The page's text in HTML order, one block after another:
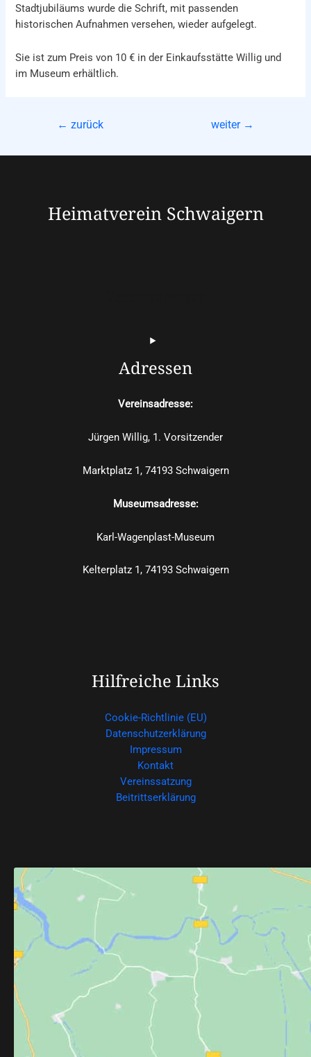
Stadtjubiläums wurde die Schrift, mit passenden
historischen Aufnahmen versehen, wieder aufgelegt.
Sie ist zum Preis von 10 € in der Einkaufsstätte Willig und
im Museum erhältlich.
Beitragsnavigation
← zurück weiter →
Heimatverein Schwaigern
Adressen
Vereinsadresse:
Jürgen Willig, 1. Vorsitzender
Marktplatz 1, 74193 Schwaigern
Museumsadresse:
Karl-Wagenplast-Museum
Kelterplatz 1, 74193 Schwaigern
Hilfreiche Links
Cookie-Richtlinie (EU)
Datenschutzerklärung
Impressum
Kontakt
Vereinssatzung
Beitrittserklärung